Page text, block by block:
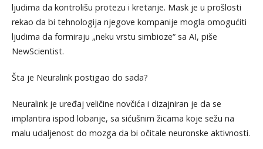
ljudima da kontrolišu protezu i kretanje. Mask je u prošlosti
rekao da bi tehnologija njegove kompanije mogla omogućiti
ljudima da formiraju „neku vrstu simbioze“ sa AI, piše
NewScientist.
Šta je Neuralink postigao do sada?
Neuralink je uređaj veličine novčića i dizajniran je da se
implantira ispod lobanje, sa sićušnim žicama koje sežu na
malu udaljenost do mozga da bi očitale neuronske aktivnosti.